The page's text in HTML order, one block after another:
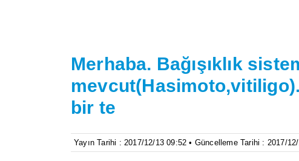
Merhaba. Bağışıklık
mevcut(Hasimoto,vitiligo).
bir te
Yayın Tarihi : 2017/12/13 09:52 • Güncelleme Tarihi : 2017/